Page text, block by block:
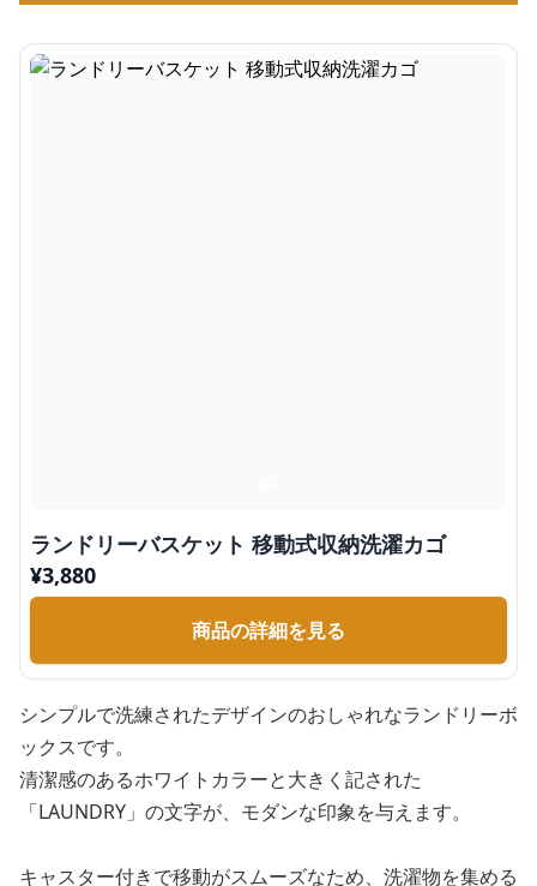
ランドリーバスケット 移動式収納洗濯カゴ
¥3,880
商品の詳細を見る
シンプルで洗練されたデザインのおしゃれなランドリーボ
ックスです。
清潔感のあるホワイトカラーと大きく記された
「LAUNDRY」の文字が、モダンな印象を与えます。
キャスター付きで移動がスムーズなため、洗濯物を集める